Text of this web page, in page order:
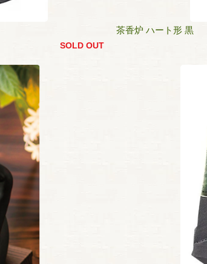
SOLD OUT
茶香炉 ハート形 黒